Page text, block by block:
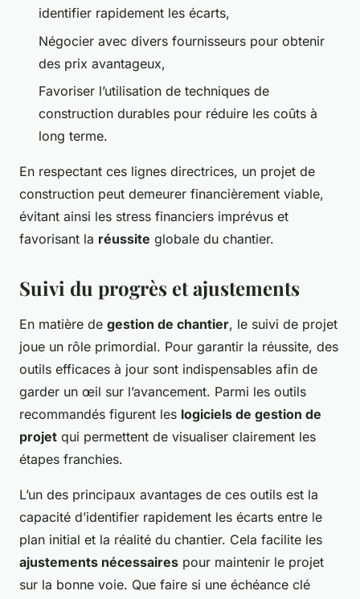
identifier rapidement les écarts,
Négocier avec divers fournisseurs pour obtenir
des prix avantageux,
Favoriser l’utilisation de techniques de
construction durables pour réduire les coûts à
long terme.
En respectant ces lignes directrices, un projet de
construction peut demeurer financièrement viable,
évitant ainsi les stress financiers imprévus et
favorisant la réussite globale du chantier.
Suivi du progrès et ajustements
En matière de gestion de chantier, le suivi de projet
joue un rôle primordial. Pour garantir la réussite, des
outils efficaces à jour sont indispensables afin de
garder un œil sur l’avancement. Parmi les outils
recommandés figurent les logiciels de gestion de
projet qui permettent de visualiser clairement les
étapes franchies.
L’un des principaux avantages de ces outils est la
capacité d’identifier rapidement les écarts entre le
plan initial et la réalité du chantier. Cela facilite les
ajustements nécessaires pour maintenir le projet
sur la bonne voie. Que faire si une échéance clé